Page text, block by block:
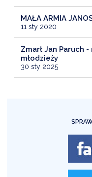
MAŁA ARMIA
11 sty 2020
Zmarł Jan Paruch
młodzieży
30 sty 2025